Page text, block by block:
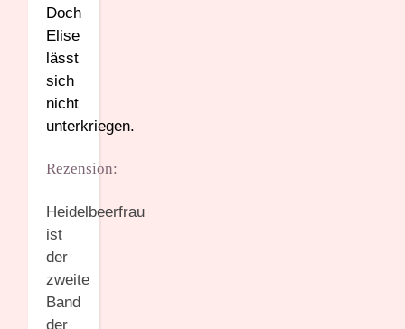
Doch
Elise
lässt
sich
nicht
unterkriegen.
Rezension:
Heidelbeerfrau
ist
der
zweite
Band
der